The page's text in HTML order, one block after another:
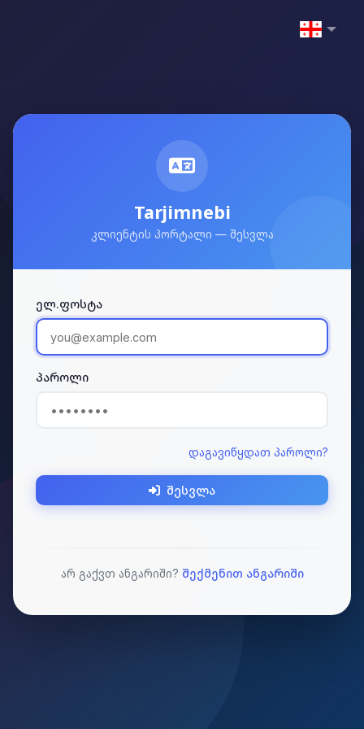
Tarjimnebi
კლიენტის პორტალი — შესვლა
ელ.ფოსტა
პაროლი
დაგავიწყდათ პაროლი?
შესვლა
არ გაქვთ ანგარიში? შექმენით ანგარიში